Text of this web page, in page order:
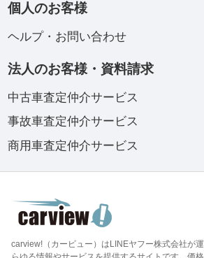
個人のお客様
ヘルプ・お問い合わせ
法人のお客様・資料請求
中古車査定仲介サービス
事故車査定仲介サービス
商用車査定仲介サービス
carview!（カービュー）はLINEヤフー株式会社が